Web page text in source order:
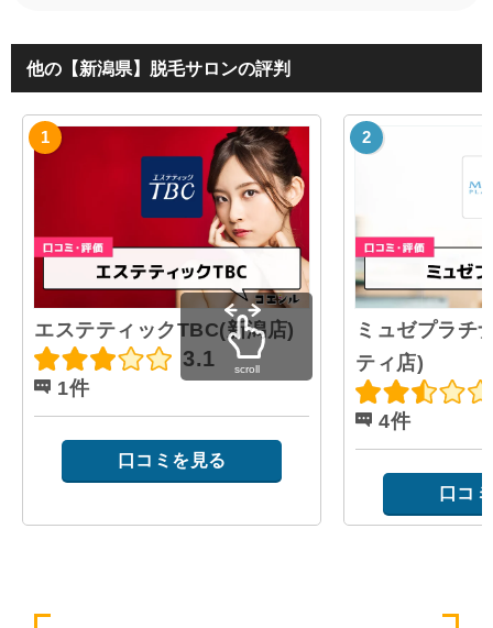
他の【新潟県】脱毛サロンの評判
エステティックTBC(新潟店)
3.1
1件
口コミを見る
ミュゼプラチ
ティ店)
4件
口コ
scroll